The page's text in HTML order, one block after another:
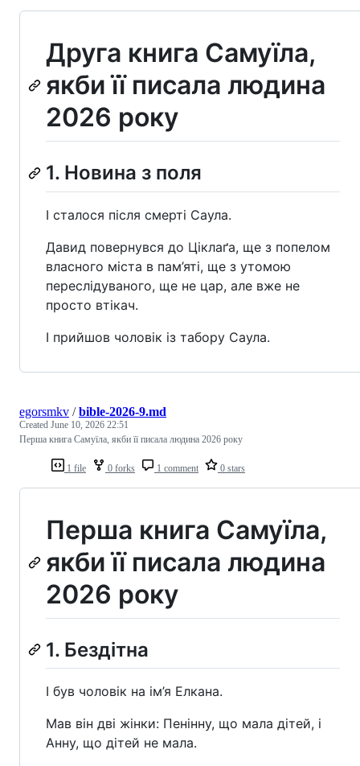
Друга книга Самуїла,
якби її писала людина
2026 року
1. Новина з поля
І сталося після смерті Саула.
Давид повернувся до Ціклаґа, ще з попелом
власного міста в пам’яті, ще з утомою
переслідуваного, ще не цар, але вже не
просто втікач.
І прийшов чоловік із табору Саула.
1 file 0 forks 1 comment 0 stars
egorsmkv /bible-2026-9.md
Created June 10, 2026 22:51
Перша книга Самуїла, якби її писала людина 2026 року
Перша книга Самуїла,
якби її писала людина
2026 року
1. Бездітна
І був чоловік на ім’я Елкана.
Мав він дві жінки: Пенінну, що мала дітей, і
Анну, що дітей не мала.